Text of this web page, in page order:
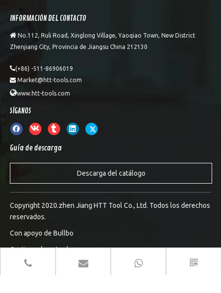
INFORMACIÓN DEL CONTACTO
 No.112, Ruli Road, Xinglong Village, Yaoqiao Town, New District
Zhenjiang City, Provincia de Jiangsu China 212130
(+86) -511-86906019
 Market@htt-tools.com
www.htt-tools.com
SÍGANOS
Guía de descarga
Descarga del catálogo
Copyright 2020.zhen Jiang HTT Tool Co., Ltd. Todos los derechos
reservados.
Con apoyo de Bullbo
Gestionar la entrada